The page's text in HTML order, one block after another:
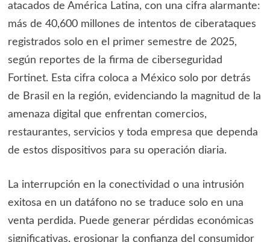
atacados de América Latina, con una cifra alarmante:
más de 40,600 millones de intentos de ciberataques
registrados solo en el primer semestre de 2025,
según reportes de la firma de ciberseguridad
Fortinet. Esta cifra coloca a México solo por detrás
de Brasil en la región, evidenciando la magnitud de la
amenaza digital que enfrentan comercios,
restaurantes, servicios y toda empresa que dependa
de estos dispositivos para su operación diaria.
La interrupción en la conectividad o una intrusión
exitosa en un datáfono no se traduce solo en una
venta perdida. Puede generar pérdidas económicas
significativas, erosionar la confianza del consumidor